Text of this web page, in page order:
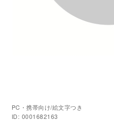
PC・携帯向け/絵文字つき
ID: 0001682163